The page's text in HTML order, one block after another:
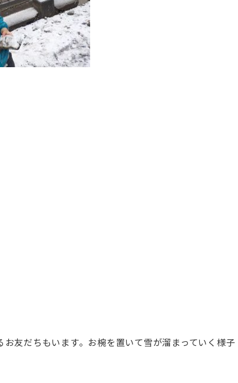
友だちもいます。お椀を置いて雪が溜まっていく様子